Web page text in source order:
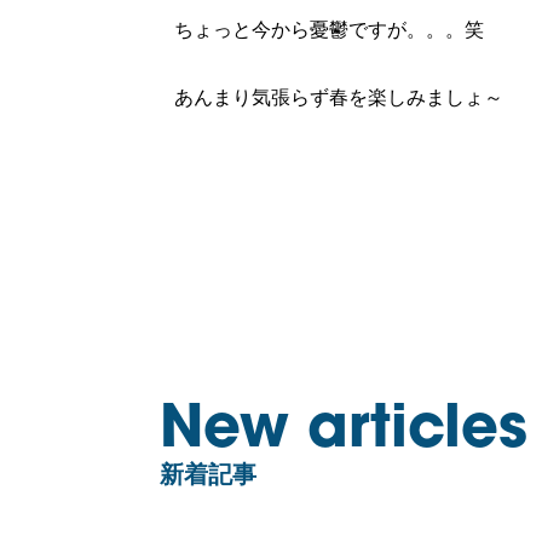
ちょっと今から憂鬱ですが。。。笑
あんまり気張らず春を楽しみましょ～
New articles
新着記事